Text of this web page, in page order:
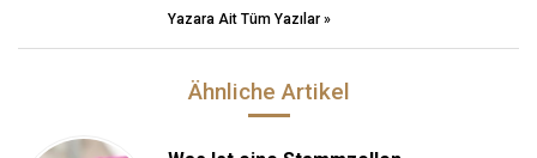
Yazara Ait Tüm Yazılar »
Ähnliche Artikel